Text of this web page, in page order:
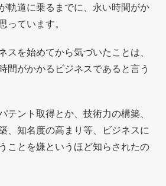
軌道に乗るまでに、永い時間がか
っています。
スを始めてから気づいたことは、
間がかかるビジネスであると言う
テント取得とか、技術力の構築、
、知名度の高まり等、ビジネスに
ことを嫌というほど知らされたの